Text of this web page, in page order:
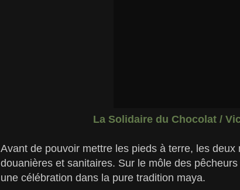
La Solidaire du Chocolat /
Avant de pouvoir mettre les pieds à terre, les
douanières et sanitaires. Sur le môle des
une célébration dans la pure tradition maya.